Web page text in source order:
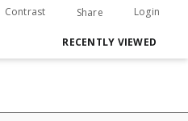
Contrast Share Login
RECENTLY VIEWED